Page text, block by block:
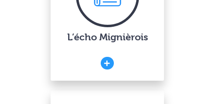
L’écho Mignièrois